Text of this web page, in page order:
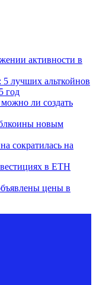
активности в
5 лучших альткойнов
год
ли создать
новым
сократилась на
в ETH
цены в